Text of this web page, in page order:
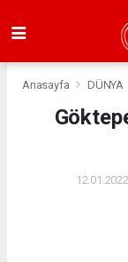
Anasayfa DÜNYA